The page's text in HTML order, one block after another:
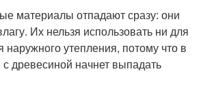
материалы отпадают сразу: они
Их нельзя использовать ни для
наружного утепления, потому что в
древесиной начнет выпадать